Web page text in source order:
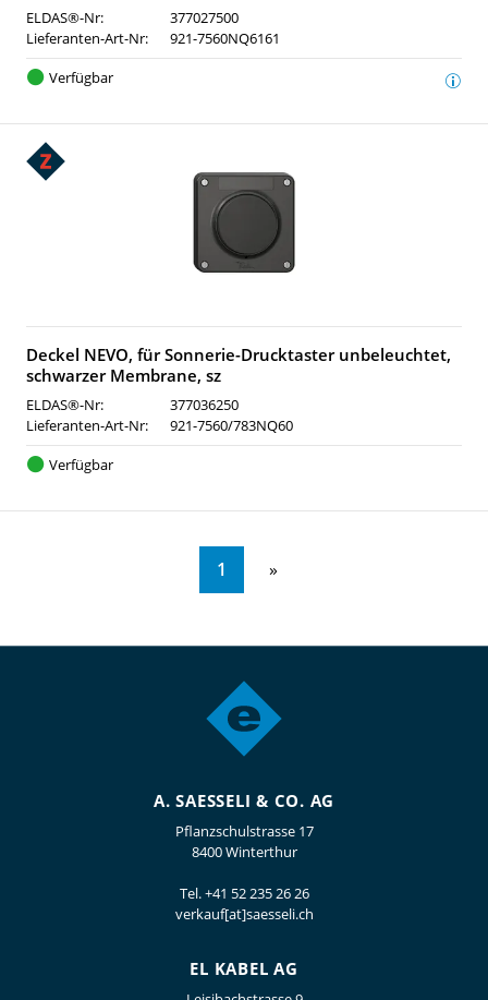
ELDAS®-Nr:
377027500
Lieferanten-Art-Nr:
921-7560NQ6161
Verfügbar
Deckel NEVO, für Sonnerie-Drucktaster unbeleuchtet,
schwarzer Membrane, sz
ELDAS®-Nr:
377036250
Lieferanten-Art-Nr:
921-7560/783NQ60
Verfügbar
1
A. SAESSELI & CO. AG
Pflanzschulstrasse 17
8400 Winterthur
Tel.+41 52 235 26 26
verkauf[at]saesseli.ch
EL KABEL AG